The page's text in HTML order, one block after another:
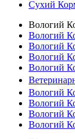
Сухий
Вологий
Вологий
Вологий
Вологий
Вологий
Вологий
Вологий
Вологий
Вологий